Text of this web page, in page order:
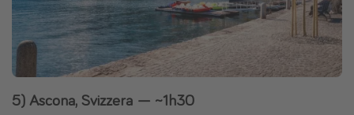
5) Ascona, Svizzera — ~1h30